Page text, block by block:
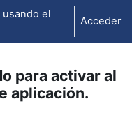
el
Acceder
para activar al
aplicación.